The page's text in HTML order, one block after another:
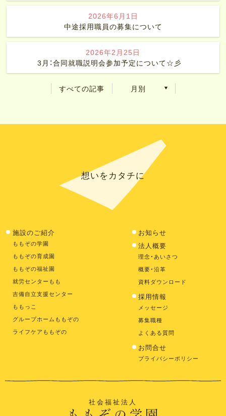
2026年6月1日
中途採用職員の募集について
2026年2月25日
3月：合同就職説明会参加予定について☆彡
すべての記事 月別
想いをカタチに
施設のご紹介
ももぞの学園
ももぞの育成園
ももぞの福祉園
就労センターもも
吉備自立支援センター
ももっこ
グループホームももぞの
ライフケアももぞの
お知らせ
法人概要
理念・あいさつ
概要・沿革
資料ダウンロード
採用情報
メッセージ
募集職種
よくある質問
お問合せ
プライバシーポリシー
社会福祉法人